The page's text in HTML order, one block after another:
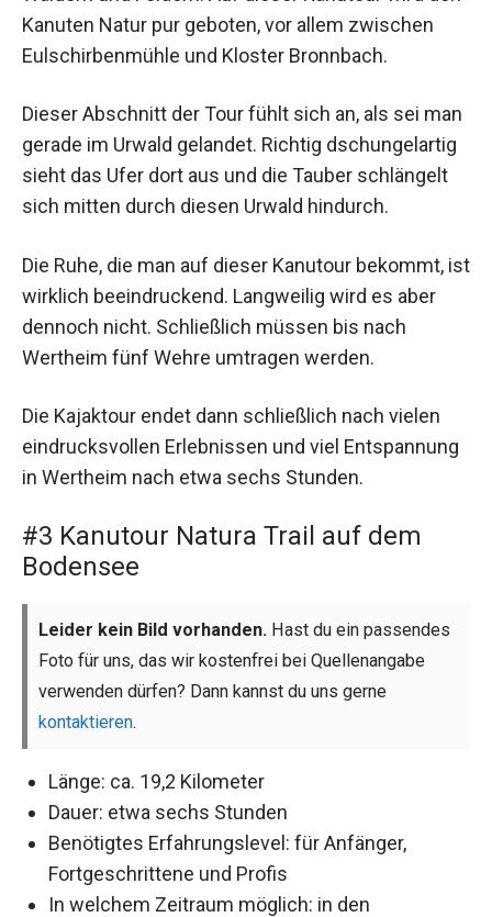
Kanuten Natur pur geboten, vor allem zwischen
Eulschirbenmühle und Kloster Bronnbach.
Dieser Abschnitt der Tour fühlt sich an, als sei man
gerade im Urwald gelandet. Richtig dschungelartig
sieht das Ufer dort aus und die Tauber schlängelt
sich mitten durch diesen Urwald hindurch.
Die Ruhe, die man auf dieser Kanutour bekommt, ist
wirklich beeindruckend. Langweilig wird es aber
dennoch nicht. Schließlich müssen bis nach
Wertheim fünf Wehre umtragen werden.
Die Kajaktour endet dann schließlich nach vielen
eindrucksvollen Erlebnissen und viel Entspannung
in Wertheim nach etwa sechs Stunden.
#3 Kanutour Natura Trail auf dem
Bodensee
Leider kein Bild vorhanden. Hast du ein passendes
Foto für uns, das wir kostenfrei bei Quellenangabe
verwenden dürfen? Dann kannst du uns gerne
kontaktieren.
Länge: ca. 19,2 Kilometer
Dauer: etwa sechs Stunden
Benötigtes Erfahrungslevel: für Anfänger,
Fortgeschrittene und Profis
In welchem Zeitraum möglich: in den